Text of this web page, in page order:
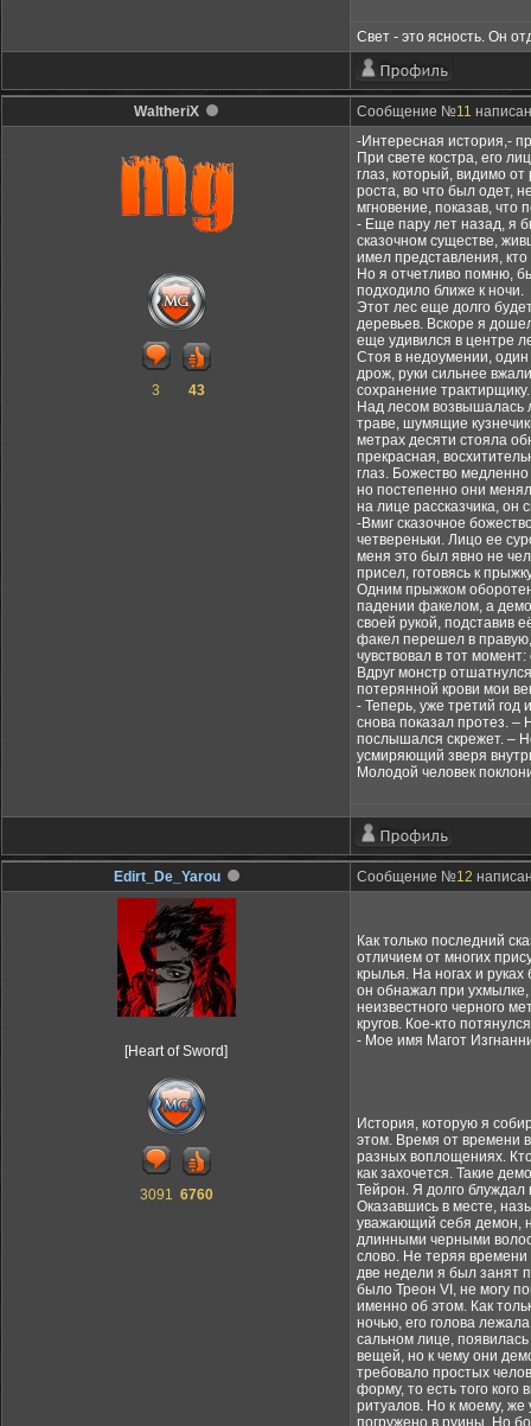
Свет - это ясность. Он
WaltheriX Сообщение №11
3 43
-Интересная история,-
При свете костра, его
глаз, который, видимо
роста, во что был одет,
мгновение, показав, что
- Еще пару лет назад, я
сказочном существе,
имел представления,
Но я отчетливо помню,
подходило ближе к ночи.
Этот лес еще долго
деревьев. Вскоре я
еще удивился в центре
Стоя в недоумении,
дрож, руки сильнее
сохранение трактирщику.
Над лесом возвышалась
траве, шумящие
метрах десяти стояла
прекрасная,
глаз. Божество
но постепенно они
на лице рассказчика, он
-Вмиг сказочное
четвереньки. Лицо ее
меня это был явно не
присел, готовясь к
Одним прыжком
падении факелом, а
своей рукой, подставив
факел перешел в правую,
чувствовал в тот
Вдруг монстр
потерянной крови мои
- Теперь, уже третий год
снова показал протез. –
послышался скрежет. –
усмиряющий зверя
Молодой человек
Edirt_De_Yarou Сообщение №12
[Heart of Sword]
3091 6760
Как только последний
отличием от многих
крылья. На ногах и
он обнажал при
неизвестного черного
кругов. Кое-кто
- Мое имя Магот
История, которую я
этом. Время от времени
разных воплощениях.
как захочется. Такие
Тейрон. Я долго блуждал
Оказавшись в месте,
уважающий себя демон,
длинными черными
слово. Не теряя
две недели я был занят
было Треон VI, не могу
именно об этом. Как
ночью, его голова
сальном лице,
вещей, но к чему они
требовало простых
форму, то есть того
ритуалов. Но к моему,
погружено в руины. Но